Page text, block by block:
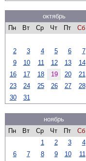
октябрь
Пн
Вт Ср Чт Пт Сб
2
3 4 5 6 7
9
10 11 12 13 14
16
17 18 19 20 21
23
24 25 26 27 28
30
31
ноябрь
Пн
Вт Ср Чт Пт Сб
1
2 3 4
6
7 8 9 10 11